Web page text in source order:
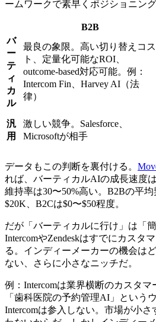
ームワークで素早くポジショニング
B2B
バ
ー
テ
ィ
カ
ル
最良の象限。高い切り替えコス
ト、定量化可能なROI、
outcome-based対応可能。例：
Intercom Fin、Harvey AI（法
律）
汎
用
激しい競争。Salesforce、
Microsoftが相手
データもこの判断を裏付ける。
れば、バーティカルAIの成長速度
維持率は30〜50%高い。B2Bの平
$20K、B2Cは$0〜$50程度。
だが「バーティカルに行け」は「
IntercomやZendeskはすでにカスタ
る。インディーメーカーの機会は
ない、さらに小さなニッチだ。
例：Intercomは業界横断のカスタマ
「歯科医院の予約管理AI」という
Intercomは参入しない。市場が小